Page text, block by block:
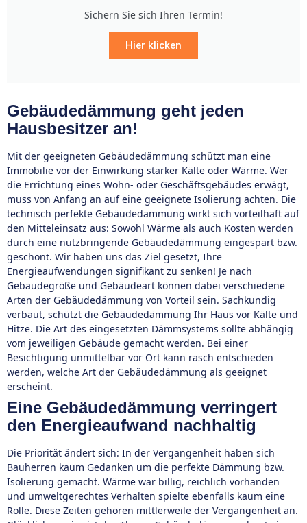
Sichern Sie sich Ihren Termin!
Hier klicken
Gebäudedämmung geht jeden
Hausbesitzer an!
Mit der geeigneten Gebäudedämmung schützt man eine
Immobilie vor der Einwirkung starker Kälte oder Wärme. Wer
die Errichtung eines Wohn- oder Geschäftsgebäudes erwägt,
muss von Anfang an auf eine geeignete Isolierung achten. Die
technisch perfekte Gebäudedämmung wirkt sich vorteilhaft auf
den Mitteleinsatz aus: Sowohl Wärme als auch Kosten werden
durch eine nutzbringende Gebäudedämmung eingespart bzw.
geschont. Wir haben uns das Ziel gesetzt, Ihre
Energieaufwendungen signifikant zu senken! Je nach
Gebäudegröße und Gebäudeart können dabei verschiedene
Arten der Gebäudedämmung von Vorteil sein. Sachkundig
verbaut, schützt die Gebäudedämmung Ihr Haus vor Kälte und
Hitze. Die Art des eingesetzten Dämmsystems sollte abhängig
vom jeweiligen Gebäude gemacht werden. Bei einer
Besichtigung unmittelbar vor Ort kann rasch entschieden
werden, welche Art der Gebäudedämmung als geeignet
erscheint.
Eine Gebäudedämmung verringert
den Energieaufwand nachhaltig
Die Priorität ändert sich: In der Vergangenheit haben sich
Bauherren kaum Gedanken um die perfekte Dämmung bzw.
Isolierung gemacht. Wärme war billig, reichlich vorhanden
und umweltgerechtes Verhalten spielte ebenfalls kaum eine
Rolle. Diese Zeiten gehören mittlerweile der Vergangenheit an.